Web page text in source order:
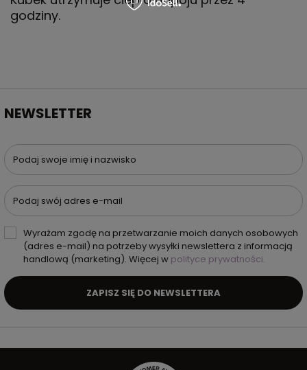
godziny.
NEWSLETTER
Podaj swoje imię i nazwisko
Podaj swój adres e-mail
Wyrażam zgodę na przetwarzanie moich danych osobowych
(adres e-mail) na potrzeby wysyłki newslettera z informacją
handlową (marketing). Więcej w polityce prywatności.
ZAPISZ SIĘ DO NEWSLETTERA